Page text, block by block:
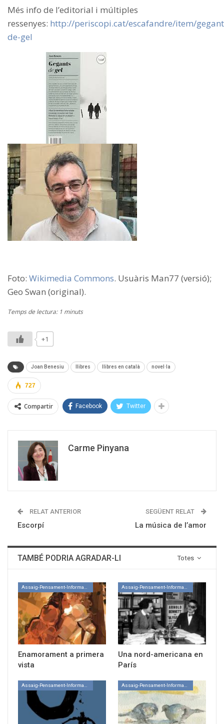
Més info de l’editorial i múltiples
ressenyes: http://periscopi.cat/escafandre/item/
de-gel
Foto: Wikimedia Commons. Usuàris Man77 (versió);
Geo Swan (original).
Temps de lectura: 1 minuts
+1
Joan Benesiu llibres llibres en català novel·la
727
Compartir Facebook Twitter
Carme Pinyana
RELAT ANTERIOR
Escorpí
SEGÜENT RELAT
La música de l’amor
Totes
TAMBÉ PODRIA AGRADAR-LI
Assaig-Pensament-Informació
Enamorament a primera
vista
Assaig-Pensament-Informació
Una nord-americana en
París